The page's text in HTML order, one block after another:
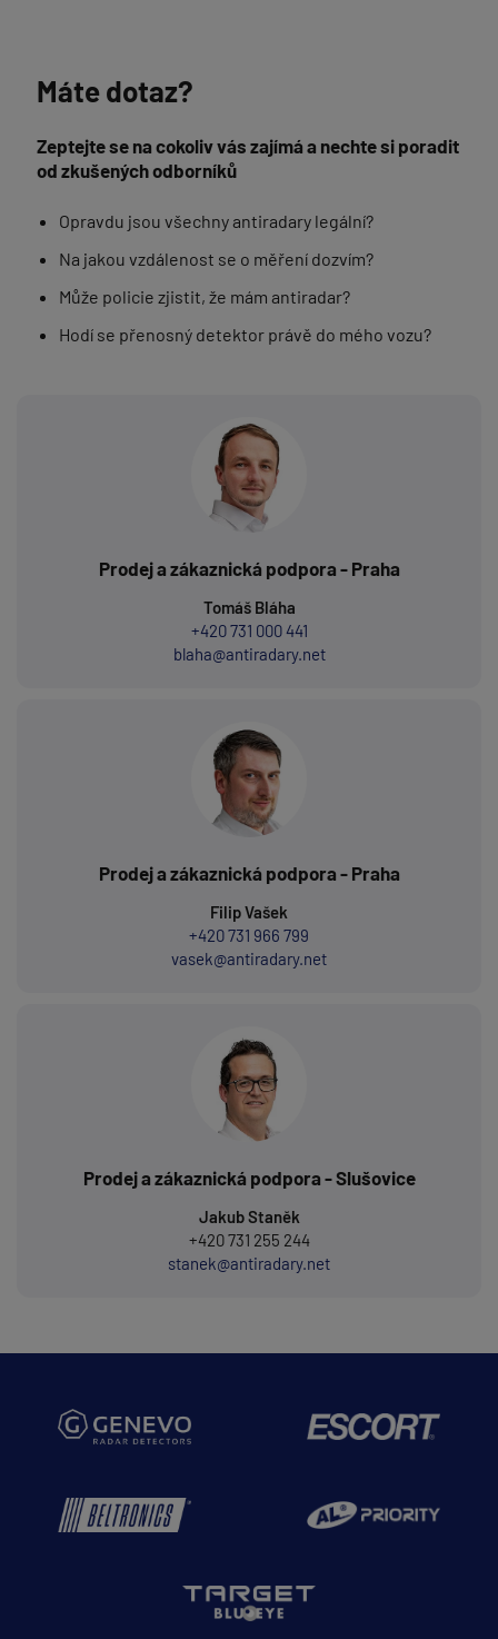
Máte dotaz?
Zeptejte se na cokoliv vás zajímá a nechte si poradit
od zkušených odborníků
Opravdu jsou všechny antiradary legální?
Na jakou vzdálenost se o měření dozvím?
Může policie zjistit, že mám antiradar?
Hodí se přenosný detektor právě do mého vozu?
Prodej a zákaznická podpora - Praha
Tomáš Bláha
+420 731 000 441
blaha@antiradary.net
Prodej a zákaznická podpora - Praha
Filip Vašek
+420 731 966 799
vasek@antiradary.net
Prodej a zákaznická podpora - Slušovice
Jakub Staněk
+420 731 255 244
stanek@antiradary.net